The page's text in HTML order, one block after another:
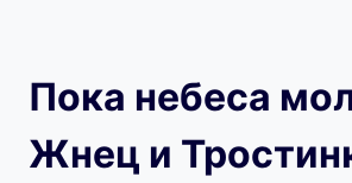
Пока небеса
Жнец и